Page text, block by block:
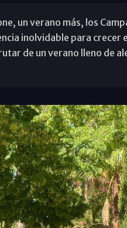
un verano más, los
inolvidable para crecer
de un verano lleno de